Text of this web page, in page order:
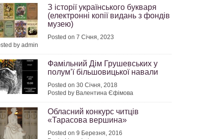
З історії українського букваря
(електронні копії видань з фондів
музею)
Posted on 7 Січня, 2023
by admin
Фамільний Дім Грушевських у
полум’ї більшовицької навали
Posted on 30 Січня, 2018
Posted by Валентина Єфімова
Обласний конкурс читців
«Тарасова вершина»
Posted on 9 Березня, 2016